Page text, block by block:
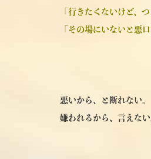
「行きたくないけど、
「その場にいないと悪
悪いから、と断れない。
嫌われるから、言えない